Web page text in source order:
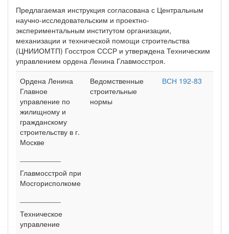
Предлагаемая инструкция согласована с Центральным
научно-исследовательским и проектно-
экспериментальным институтом организации,
механизации и технической помощи строительства
(ЦНИИОМТП) Госстроя СССР и утверждена Техническим
управлением ордена Ленина Главмосстроя.
Ордена Ленина
Главное
управление по
жилищному и
гражданскому
строительству в г.
Москве
Главмосстрой при
Мосгорисполкоме
Техническое
управление
Ведомственные
строительные
нормы
ВСН 192-83